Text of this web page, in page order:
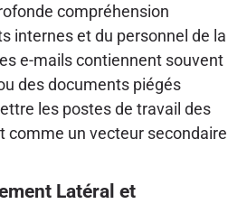
compréhension
internes et du personnel de la
e-mails contiennent souvent
des documents piégés
les postes de travail des
comme un vecteur secondaire
Latéral et